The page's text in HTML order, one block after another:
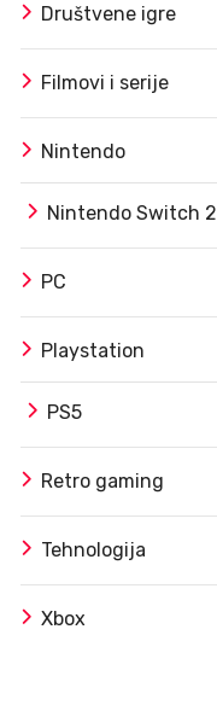
Društvene igre
Filmovi i serije
Nintendo
Nintendo Switch 2
PC
Playstation
PS5
Retro gaming
Tehnologija
Xbox